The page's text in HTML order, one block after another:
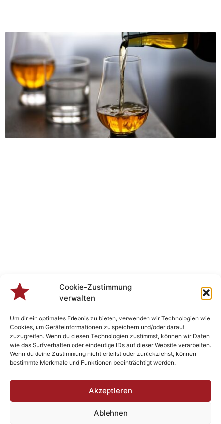
Cookie-Zustimmung
verwalten
Um dir ein optimales Erlebnis zu bieten, verwenden wir Technologien wie
Cookies, um Geräteinformationen zu speichern und/oder darauf
zuzugreifen. Wenn du diesen Technologien zustimmst, können wir Daten
wie das Surfverhalten oder eindeutige IDs auf dieser Website verarbeiten.
Wenn du deine Zustimmung nicht erteilst oder zurückziehst, können
bestimmte Merkmale und Funktionen beeinträchtigt werden.
Akzeptieren
Ablehnen
Veranstaltungen